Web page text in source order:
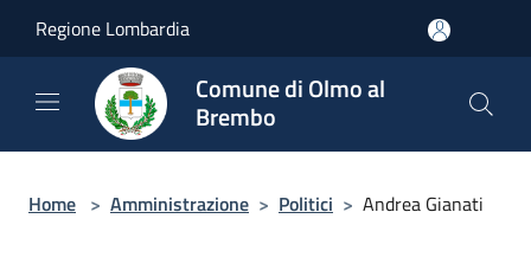
Regione Lombardia
Comune di Olmo al
Brembo
Home > Amministrazione > Politici > Andrea Gianati